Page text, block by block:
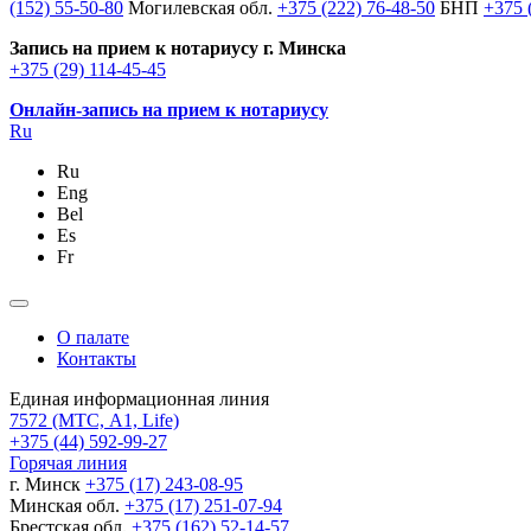
(152) 55-50-80 Могилевская обл. +375 (222) 76-48-50 БНП +375
Запись на прием к нотариусу г. Минска
+375 (29) 114-45-45
Онлайн-запись на прием к нотариусу
Ru
Ru
Eng
Bel
Es
Fr
О палате
Контакты
Единая информационная линия
7572 (МТС, A1, Life)
+375 (44) 592-99-27
Горячая линия
г. Минск +375 (17) 243-08-95
Минская обл. +375 (17) 251-07-94
Брестская обл. +375 (162) 52-14-57